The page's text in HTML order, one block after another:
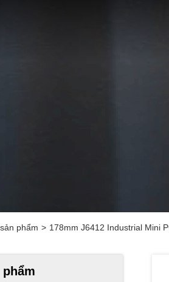
phẩm > 178mm J6412 Industrial Mini